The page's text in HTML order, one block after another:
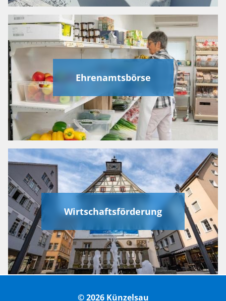
Ehrenamtsbörse
Wirtschaftsförderung
© 2026 Künzelsau